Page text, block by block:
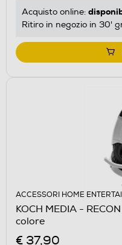
Acquisto online:
Ritiro in negozio in 30'
ACCESSORI HOME
KOCH MEDIA -
colore
€ 37,90